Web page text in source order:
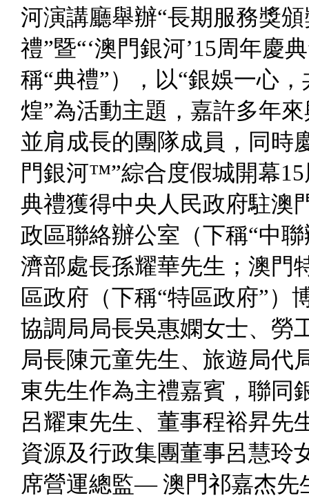
河演講廳舉辦“長期服務獎
禮”暨“‘澳門銀河’15周年慶
稱“典禮”），以“銀娛一心
煌”為活動主題，嘉許多年
並肩成長的團隊成員，同時
門銀河™”綜合度假城開幕15
典禮獲得中央人民政府駐澳
政區聯絡辦公室（下稱“中
濟部處長孫耀華先生；澳門
區政府（下稱“特區政府”）
協調局局長吳惠嫻女士、勞
局長陳元童先生、旅遊局代
東先生作為主禮嘉賓，聯同
呂耀東先生、董事程裕昇先
資源及行政集團董事呂慧玲
席營運總監— 澳門祁嘉杰先